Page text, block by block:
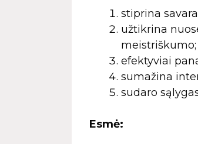
stiprina
užtikrina
meistriškumo;
efektyviai
sumažina
sudaro
Esmė: